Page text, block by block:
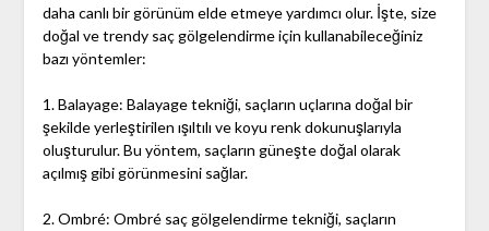
daha canlı bir görünüm elde etmeye yardımcı olur. İşte, size
doğal ve trendy saç gölgelendirme için kullanabileceğiniz
bazı yöntemler:
1. Balayage: Balayage tekniği, saçların uçlarına doğal bir
şekilde yerleştirilen ışıltılı ve koyu renk dokunuşlarıyla
oluşturulur. Bu yöntem, saçların güneşte doğal olarak
açılmış gibi görünmesini sağlar.
2. Ombré: Ombré saç gölgelendirme tekniği, saçların